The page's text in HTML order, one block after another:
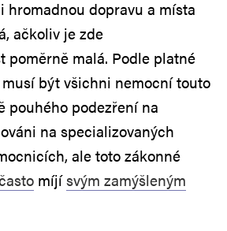
hromadnou dopravu a místa
ačkoliv je zde
poměrně malá. Podle platné
být všichni nemocní touto
pouhého podezření na
na specializovaných
ale toto zákonné
míjísvým zamýšleným